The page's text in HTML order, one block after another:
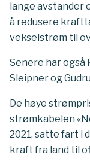
lange avstander
å redusere
vekselstrøm til
Senere har
Sleipner og
De høye
strømkabelen
2021, satte fart i
kraft fra land til